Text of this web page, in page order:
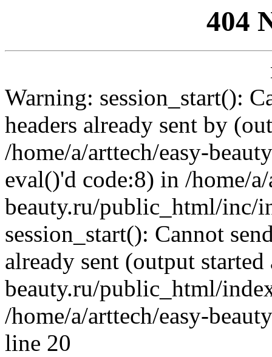
404
Warning: session_start():
headers already sent by
/home/a/arttech/easy-
eval()'d code:8) in /home/
beauty.ru/public_html/inc/
session_start(): Cannot
already sent (output
beauty.ru/public_html/
/home/a/arttech/easy-
line 20